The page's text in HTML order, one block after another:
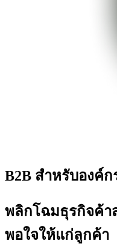
B2B สำหรับองค์ก
พลิกโฉมธุรกิจค้า
พอใจให้แก่ลูกค้า